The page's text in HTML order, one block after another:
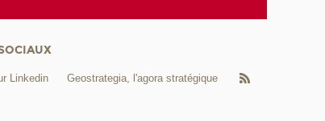
Linkedin Geostrategia, l'agora stratégique